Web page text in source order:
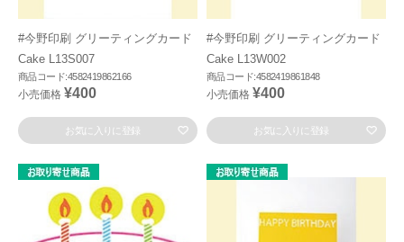
#今野印刷 グリーティングカード
Cake L13S007
商品コード:4582419862166
小売価格 ¥400
お気に入りに登録
#今野印刷 グリーティングカード
Cake L13W002
商品コード:4582419861848
小売価格 ¥400
お気に入りに登録